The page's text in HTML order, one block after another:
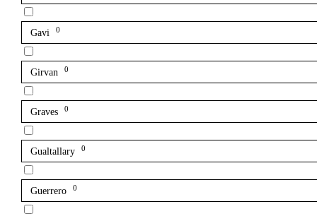
Gavi 0
Girvan 0
Graves 0
Gualtallary 0
Guerrero 0